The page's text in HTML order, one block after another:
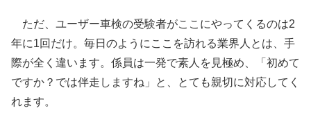
ただ、ユーザー車検の受験者がここにやってくるのは2
年に1回だけ。毎日のようにここを訪れる業界人とは、手
際が全く違います。係員は一発で素人を見極め、「初めて
ですか？では伴走しますね」と、とても親切に対応してく
れます。